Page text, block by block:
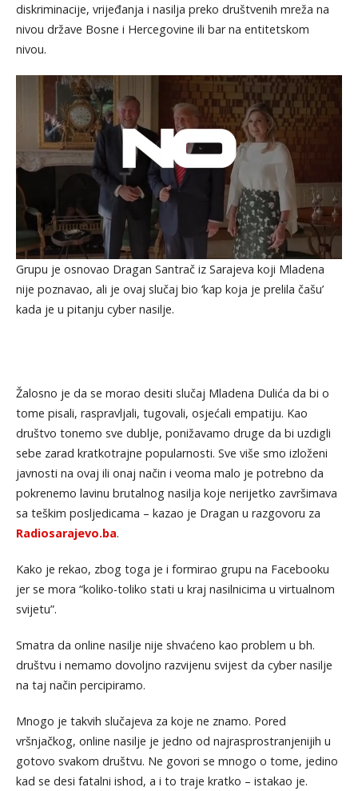
diskriminacije, vrijeđanja i nasilja preko društvenih mreža na
nivou države Bosne i Hercegovine ili bar na entitetskom
nivou.
Grupu je osnovao Dragan Santrač iz Sarajeva koji Mladena
nije poznavao, ali je ovaj slučaj bio ‘kap koja je prelila čašu’
kada je u pitanju cyber nasilje.
Žalosno je da se morao desiti slučaj Mladena Dulića da bi o
tome pisali, raspravljali, tugovali, osjećali empatiju. Kao
društvo tonemo sve dublje, ponižavamo druge da bi uzdigli
sebe zarad kratkotrajne popularnosti. Sve više smo izloženi
javnosti na ovaj ili onaj način i veoma malo je potrebno da
pokrenemo lavinu brutalnog nasilja koje nerijetko završimava
sa teškim posljedicama – kazao je Dragan u razgovoru za
Radiosarajevo.ba.
Kako je rekao, zbog toga je i formirao grupu na Facebooku
jer se mora “koliko-toliko stati u kraj nasilnicima u virtualnom
svijetu”.
Smatra da online nasilje nije shvaćeno kao problem u bh.
društvu i nemamo dovoljno razvijenu svijest da cyber nasilje
na taj način percipiramo.
Mnogo je takvih slučajeva za koje ne znamo. Pored
vršnjačkog, online nasilje je jedno od najrasprostranjenijih u
gotovo svakom društvu. Ne govori se mnogo o tome, jedino
kad se desi fatalni ishod, a i to traje kratko – istakao je.